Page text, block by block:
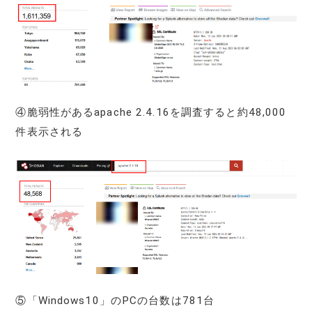
④脆弱性があるapache 2.4.16を調査すると約48,000
件表示される
⑤「Windows10」のPCの台数は781台